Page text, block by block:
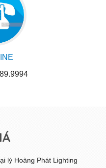
lý Hoàng Phát Lighting